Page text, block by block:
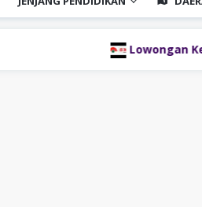
Lowongan Kerja Kasir